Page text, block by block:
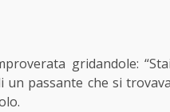
gridandole:
un passante che si